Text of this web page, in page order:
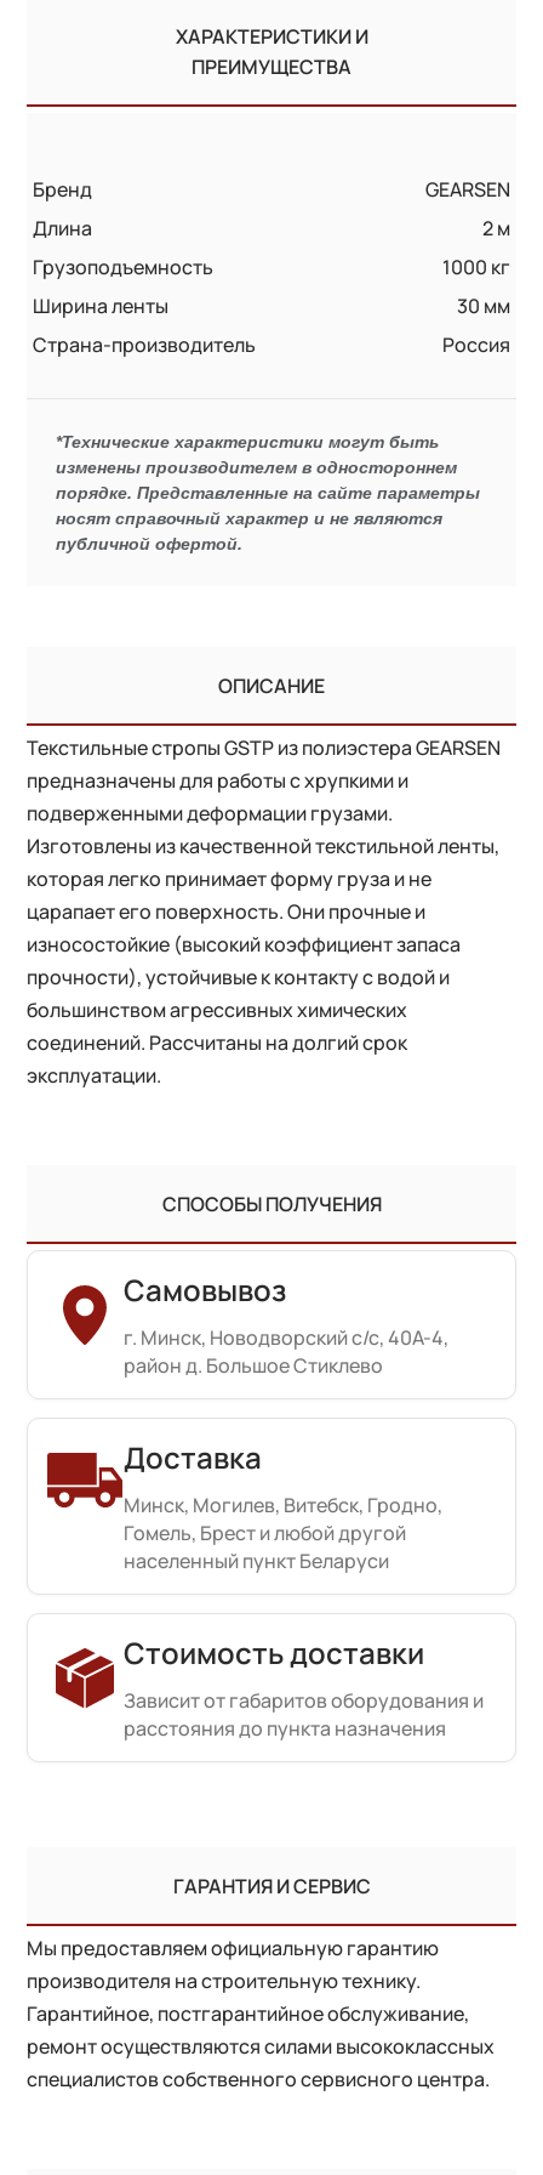
ХАРАКТЕРИСТИКИ И
ПРЕИМУЩЕСТВА
Бренд
GEARSEN
Длина
2 м
Грузоподъемность
1000 кг
Ширина ленты
30 мм
Страна-производитель
Россия
*Технические характеристики могут быть
изменены производителем в одностороннем
порядке. Представленные на сайте параметры
носят справочный характер и не являются
публичной офертой.
ОПИСАНИЕ
Текстильные стропы GSTP из полиэстера GEARSEN
предназначены для работы с хрупкими и
подверженными деформации грузами.
Изготовлены из качественной текстильной ленты,
которая легко принимает форму груза и не
царапает его поверхность. Они прочные и
износостойкие (высокий коэффициент запаса
прочности), устойчивые к контакту с водой и
большинством агрессивных химических
соединений. Рассчитаны на долгий срок
эксплуатации.
СПОСОБЫ ПОЛУЧЕНИЯ
Самовывоз
г. Минск, Новодворский с/с, 40А-4,
район д. Большое Стиклево
Доставка
Минск, Могилев, Витебск, Гродно,
Гомель, Брест и любой другой
населенный пункт Беларуси
Стоимость доставки
Зависит от габаритов оборудования и
расстояния до пункта назначения
ГАРАНТИЯ И СЕРВИС
Мы предоставляем официальную гарантию
производителя на строительную технику.
Гарантийное, постгарантийное обслуживание,
ремонт осуществляются силами высококлассных
специалистов собственного сервисного центра.